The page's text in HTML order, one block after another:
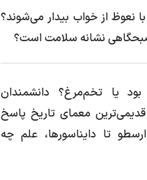
نعوظ از خواب بیدار می‌شوند؟
نشانه سلامت است؟
یا تخم‌مرغ؟ دانشمندان
قدیمی‌ترین معمای تاریخ پاسخ
ارسطو تا دایناسورها، علم چه